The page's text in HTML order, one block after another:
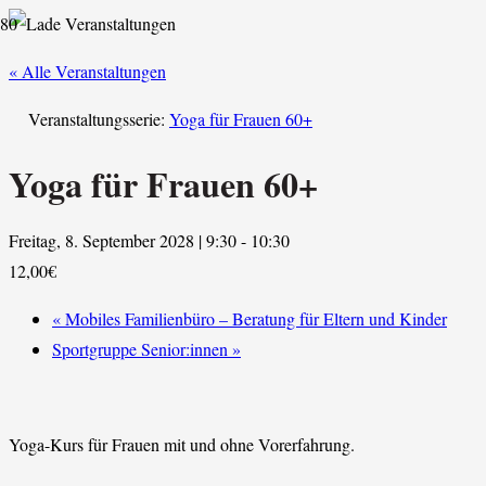
« Alle Veranstaltungen
Veranstaltungsserie: Yoga für Frauen 60+
Yoga für Frauen 60+
Freitag, 8. September 2028 | 9:30- 10:30
12,00€
«Mobiles Familienbüro – Beratung für Eltern und Kinder
Sportgruppe Senior:innen »
Yoga-Kurs für Frauen mit und ohne Vorerfahrung.